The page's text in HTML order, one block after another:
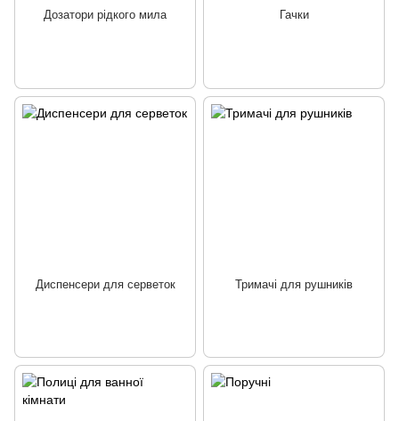
Дозатори рідкого мила Гачки
Диспенсери для серветок Тримачі для рушників